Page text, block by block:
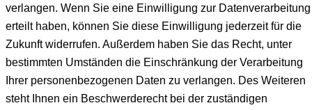
verlangen. Wenn Sie eine Einwilligung zur Datenverarbeitung
erteilt haben, können Sie diese Einwilligung jederzeit für die
Zukunft widerrufen. Außerdem haben Sie das Recht, unter
bestimmten Umständen die Einschränkung der Verarbeitung
Ihrer personenbezogenen Daten zu verlangen. Des Weiteren
steht Ihnen ein Beschwerderecht bei der zuständigen